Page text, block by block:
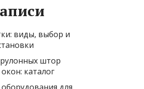
виды, выбор и
штор
каталог